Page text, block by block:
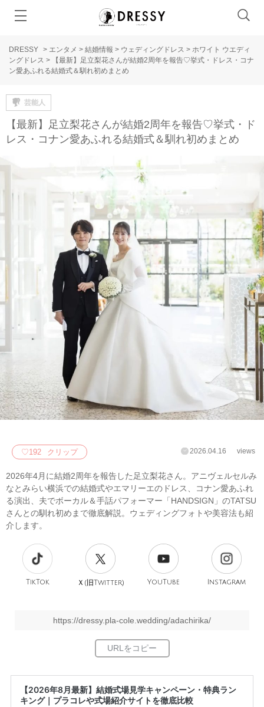
DRESSY > エンタメ > 結婚情報 > ウェディングドレス > ホワイト ウエディ
ングドレス >
【最新】足立梨花さんが結婚2周年を報告♡挙式・ドレス・コナ
ン愛あふれる結婚式＆馴れ初めまとめ
芸能人
【最新】足立梨花さんが結婚2周年を報告♡挙式・ド
レス・コナン愛あふれる結婚式＆馴れ初めまとめ
♡192 クリップ 2026.04.16 views
2026年4月に結婚2周年を報告した足立梨花さん。アニヴェルセルみ
なとみらい横浜での結婚式やエマリーエのドレス、コナン愛あふれ
る演出、夫でボーカル＆手話パフォーマー「HANDSIGN」のTATSU
さんとの馴れ初めまで徹底解説。ウェディングフォトや美容法も紹
介します。
TikTok Ｘ(旧Twitter) YouTube Instagram
https://dressy.pla-cole.wedding/adachirika/
【2026年8月最新】結婚式場見学キャンペーン・特典ラン
キング｜プラコレや式場紹介サイトを徹底比較